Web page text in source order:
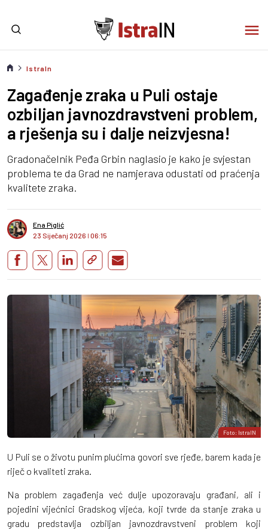
IstraIn
Zagađenje zraka u Puli ostaje
ozbiljan javnozdravstveni problem,
a rješenja su i dalje neizvjesna!
Gradonačelnik Peđa Grbin naglasio je kako je svjestan
problema te da Grad ne namjerava odustati od praćenja
kvalitete zraka.
Ena Piglić
23 Siječanj 2026 I 06:15
Foto: IstraIN
U Puli se o životu punim plućima govori sve rjeđe, barem kada je
riječ o kvaliteti zraka.
Na problem zagađenja već dulje upozoravaju građani, ali i
pojedini vijećnici Gradskog vijeća, koji tvrde da stanje zraka u
gradu predstavlja ozbiljan javnozdravstveni problem koji